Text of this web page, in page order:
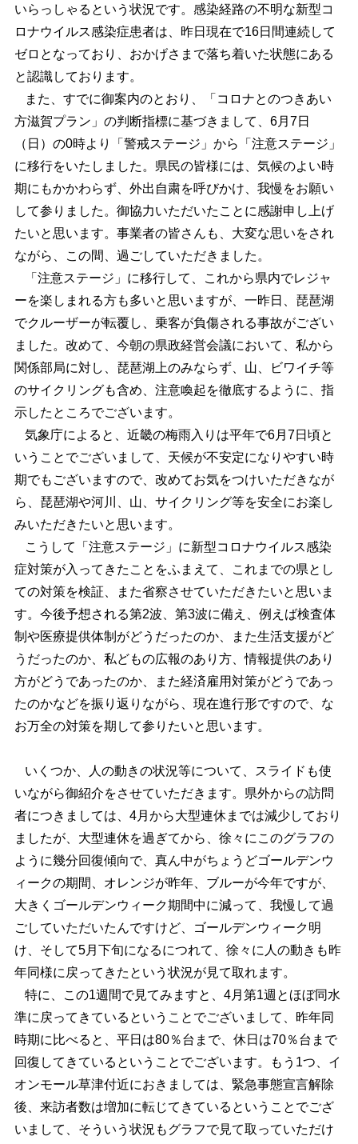
いらっしゃるという状況です。感染経路の不明な新型コ
ロナウイルス感染症患者は、昨日現在で16日間連続して
ゼロとなっており、おかげさまで落ち着いた状態にある
と認識しております。
また、すでに御案内のとおり、「コロナとのつきあい
方滋賀プラン」の判断指標に基づきまして、6月7日
（日）の0時より「警戒ステージ」から「注意ステージ」
に移行をいたしました。県民の皆様には、気候のよい時
期にもかかわらず、外出自粛を呼びかけ、我慢をお願い
して参りました。御協力いただいたことに感謝申し上げ
たいと思います。事業者の皆さんも、大変な思いをされ
ながら、この間、過ごしていただきました。
「注意ステージ」に移行して、これから県内でレジャ
ーを楽しまれる方も多いと思いますが、一昨日、琵琶湖
でクルーザーが転覆し、乗客が負傷される事故がござい
ました。改めて、今朝の県政経営会議において、私から
関係部局に対し、琵琶湖上のみならず、山、ビワイチ等
のサイクリングも含め、注意喚起を徹底するように、指
示したところでございます。
気象庁によると、近畿の梅雨入りは平年で6月7日頃と
いうことでございまして、天候が不安定になりやすい時
期でもございますので、改めてお気をつけいただきなが
ら、琵琶湖や河川、山、サイクリング等を安全にお楽し
みいただきたいと思います。
こうして「注意ステージ」に新型コロナウイルス感染
症対策が入ってきたことをふまえて、これまでの県とし
ての対策を検証、また省察させていただきたいと思いま
す。今後予想される第2波、第3波に備え、例えば検査体
制や医療提供体制がどうだったのか、また生活支援がど
うだったのか、私どもの広報のあり方、情報提供のあり
方がどうであったのか、また経済雇用対策がどうであっ
たのかなどを振り返りながら、現在進行形ですので、な
お万全の対策を期して参りたいと思います。
いくつか、人の動きの状況等について、スライドも使
いながら御紹介をさせていただきます。県外からの訪問
者につきましては、4月から大型連休までは減少しており
ましたが、大型連休を過ぎてから、徐々にこのグラフの
ように幾分回復傾向で、真ん中がちょうどゴールデンウ
ィークの期間、オレンジが昨年、ブルーが今年ですが、
大きくゴールデンウィーク期間中に減って、我慢して過
ごしていただいたんですけど、ゴールデンウィーク明
け、そして5月下旬になるにつれて、徐々に人の動きも昨
年同様に戻ってきたという状況が見て取れます。
特に、この1週間で見てみますと、4月第1週とほぼ同水
準に戻ってきているということでございまして、昨年同
時期に比べると、平日は80％台まで、休日は70％台まで
回復してきているということでございます。もう1つ、イ
オンモール草津付近におきましては、緊急事態宣言解除
後、来訪者数は増加に転じてきているということでござ
いまして、そういう状況もグラフで見て取っていただけ